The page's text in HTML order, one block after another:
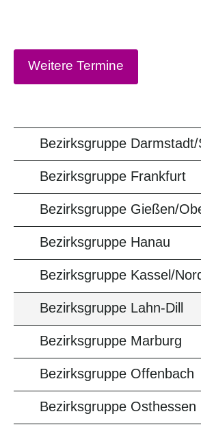
Weitere Termine
Bezirksgruppe
Bezirksgruppe Frankfurt
Bezirksgruppe Gießen/
Bezirksgruppe Hanau
Bezirksgruppe Kassel/
Bezirksgruppe Lahn-Dill
Bezirksgruppe Marburg
Bezirksgruppe Offenbach
Bezirksgruppe Osthessen